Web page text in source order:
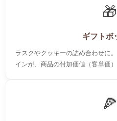
🎁
ギフトボ
ラスクやクッキーの詰め合わせに
インが、商品の付加価値（客単価
🍕